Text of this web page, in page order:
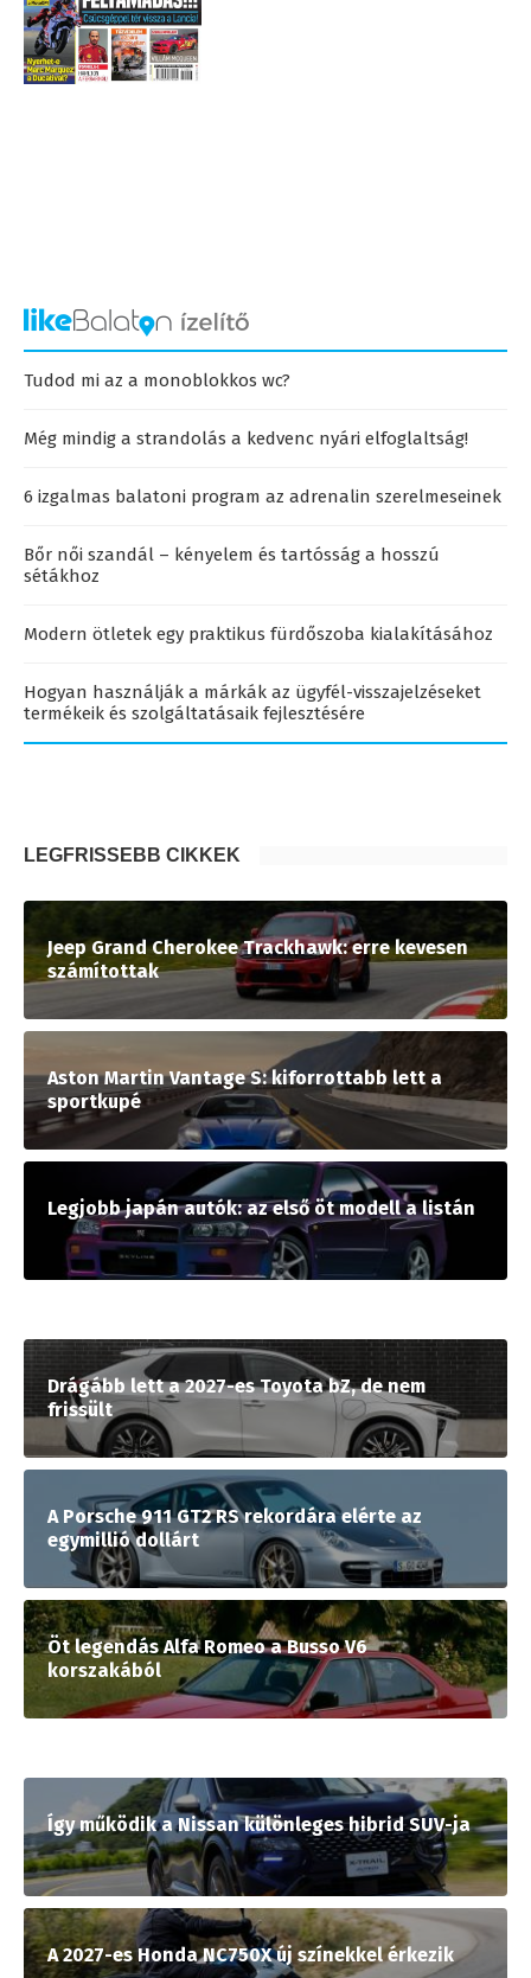
Tudod mi az a monoblokkos wc?
Még mindig a strandolás a kedvenc nyári elfoglaltság!
6 izgalmas balatoni program az adrenalin szerelmeseinek
Bőr női szandál – kényelem és tartósság a hosszú
sétákhoz
Modern ötletek egy praktikus fürdőszoba kialakításához
Hogyan használják a márkák az ügyfél-visszajelzéseket
termékeik és szolgáltatásaik fejlesztésére
LEGFRISSEBB CIKKEK
Jeep Grand Cherokee Trackhawk: erre kevesen
számítottak
Aston Martin Vantage S: kiforrottabb lett a
sportkupé
Legjobb japán autók: az első öt modell a listán
Drágább lett a 2027-es Toyota bZ, de nem
frissült
A Porsche 911 GT2 RS rekordára elérte az
egymillió dollárt
Öt legendás Alfa Romeo a Busso V6
korszakából
Így működik a Nissan különleges hibrid SUV-ja
A 2027-es Honda NC750X új színekkel érkezik